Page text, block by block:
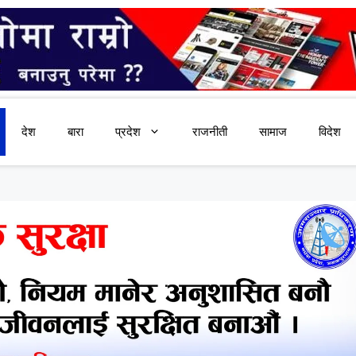
देश बारा प्रदेश राजनीती सामाज विदेश